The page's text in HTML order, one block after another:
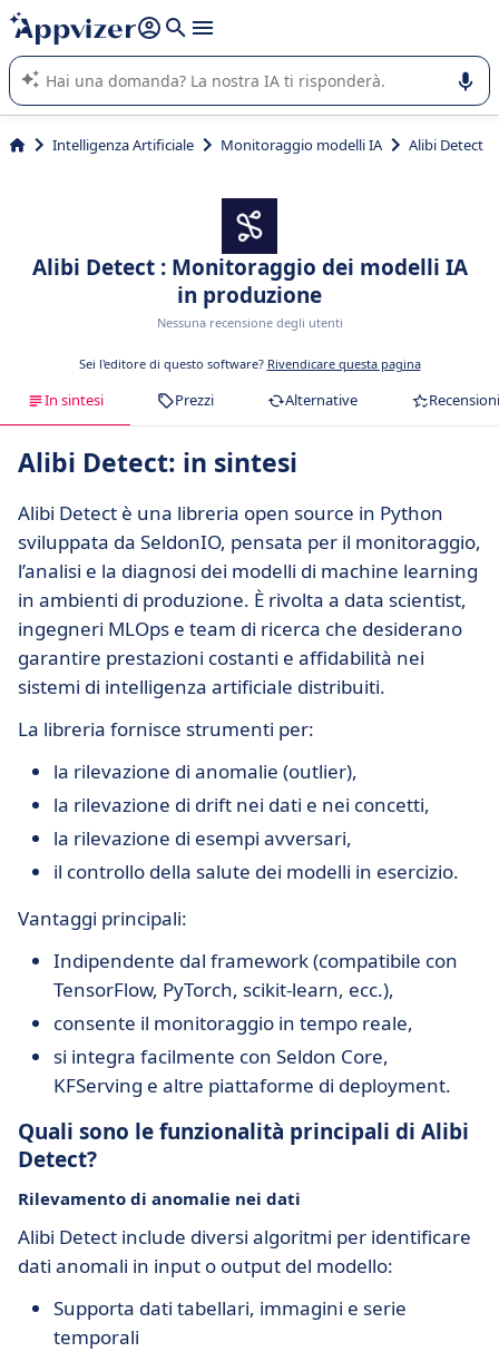
righe con
shift + enter
L'IA di Appvizer vi guida nell'utilizzo o nella scelta di un
software SaaS per la vostra azienda.
Intelligenza Artificiale Monitoraggio modelli IA Alibi Detect
Alibi Detect : Monitoraggio dei modelli IA
in produzione
Nessuna recensione degli utenti
Sei l'editore di questo software? Rivendicare questa pagina
In sintesi Prezzi Alternative Recensioni
Alibi Detect: in sintesi
Alibi Detect è una libreria open source in Python
sviluppata da SeldonIO, pensata per il monitoraggio,
l’analisi e la diagnosi dei modelli di machine learning
in ambienti di produzione. È rivolta a data scientist,
ingegneri MLOps e team di ricerca che desiderano
garantire prestazioni costanti e affidabilità nei
sistemi di intelligenza artificiale distribuiti.
La libreria fornisce strumenti per:
la rilevazione di anomalie (outlier),
la rilevazione di drift nei dati e nei concetti,
la rilevazione di esempi avversari,
il controllo della salute dei modelli in esercizio.
Vantaggi principali:
Indipendente dal framework (compatibile con
TensorFlow, PyTorch, scikit-learn, ecc.),
consente il monitoraggio in tempo reale,
si integra facilmente con Seldon Core,
KFServing e altre piattaforme di deployment.
Quali sono le funzionalità principali di Alibi
Detect?
Rilevamento di anomalie nei dati
Alibi Detect include diversi algoritmi per identificare
dati anomali in input o output del modello:
Supporta dati tabellari, immagini e serie
temporali